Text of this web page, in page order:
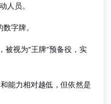
人员。
字牌。
被视为“王牌”预备役，实
能力相对越低，但依然是